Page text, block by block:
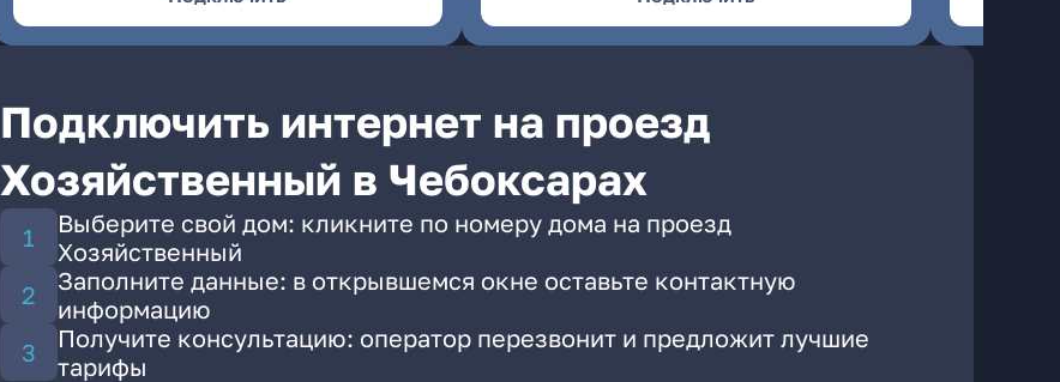
Подключить интернет на проезд
Хозяйственный в Чебоксарах
Выберите свой дом: кликните по номеру дома на проезд
Хозяйственный
Заполните данные: в открывшемся окне оставьте контактную
информацию
Получите консультацию: оператор перезвонит и предложит лучшие
тарифы